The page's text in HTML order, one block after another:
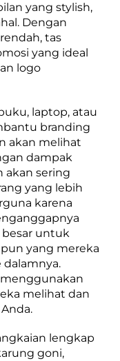
yang stylish,
Dengan
tas
yang ideal
logo
laptop, atau
branding
akan melihat
dampak
akan sering
yang lebih
karena
besar untuk
yang mereka
melihat dan
lengkap
goni,